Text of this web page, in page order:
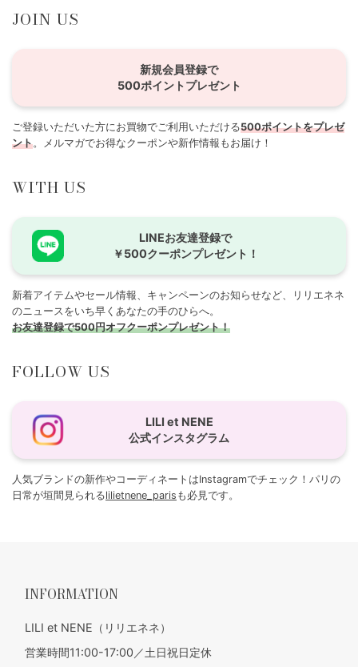
JOIN US
新規会員登録で
500ポイントプレゼント
ご登録いただいた方にお買物でご利用いただける500ポイントをプレゼ
ント。メルマガでお得なクーポンや新作情報もお届け！
WITH US
LINEお友達登録で
￥500クーポンプレゼント！
新着アイテムやセール情報、キャンペーンのお知らせなど、リリエネネ
のニュースをいち早くあなたの手のひらへ。
お友達登録で500円オフクーポンプレゼント！
FOLLOW US
LILI et NENE
公式インスタグラム
人気ブランドの新作やコーディネートはInstagramでチェック！パリの
日常が垣間見られるlilietnene_paris も必見です。
INFORMATION
LILI et NENE（リリエネネ）
営業時間11:00-17:00／土日祝日定休